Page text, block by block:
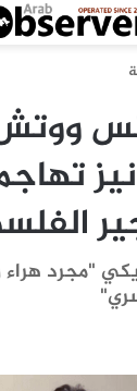
ووتش
"مجرد